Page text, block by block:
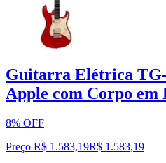
Guitarra Elétrica
Apple com Corpo em
8% OFF
Preço R$ 1.583,19R$ 1.583,19